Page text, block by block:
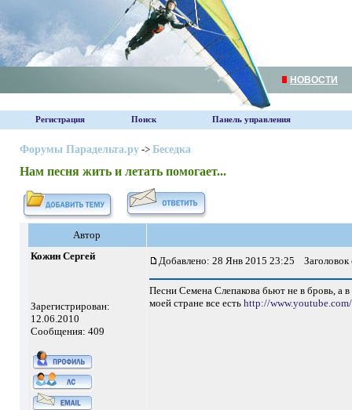
НОВОСТИ
Регистрация Поиск Панель управления
Форумы Парадельта.ру-> Беседка
Нам песня жить и летать помогает...
Автор
Кожин Сергей
Зарегистрирован:
12.06.2010
Сообщения: 409
Добавлено: 28 Янв 2015 23:25
Песни Семена Слепакова бьют не в бровь, а
моей стране все есть http://